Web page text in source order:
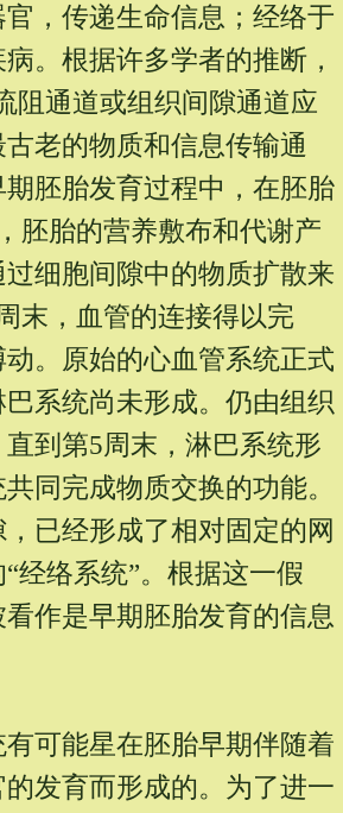
，传递生命信息；经络于
。根据许多学者的推断，
阻通道或组织间隙通道应
老的物质和信息传输通
胚胎发育过程中，在胚胎
胚胎的营养敷布和代谢产
细胞间隙中的物质扩散来
末，血管的连接得以完
。原始的心血管系统正式
系统尚未形成。仍由组织
到第5周末，淋巴系统形
同完成物质交换的功能。
已经形成了相对固定的网
经络系统”。根据这一假
作是早期胚胎发育的信息
可能星在胚胎早期伴随着
发育而形成的。为了进一